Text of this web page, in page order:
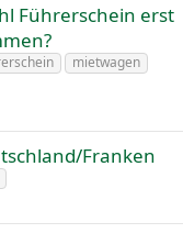
Führerschein erst
mietwagen
Franken